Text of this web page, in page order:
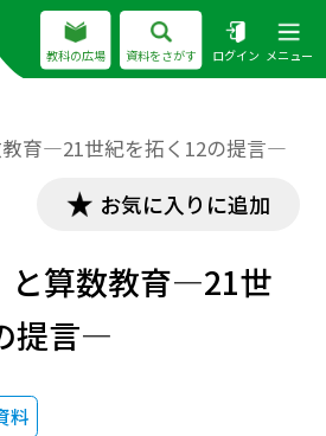
教科の広場 資料をさがす ログイン メニュー
教育―21世紀を拓く12の提言―
お気に入りに追加
と算数教育―21世
提言―
料